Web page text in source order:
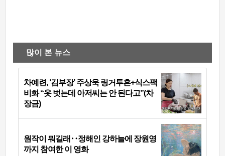
많이 본 뉴스
차예련, ‘김부장’ 주상욱 링거투혼+식스팩
비화 “옷 벗는데 아저씨는 안 된다고”(차
장금)
원작이 뭐길래‥정해인 강하늘에 장원영
까지 참여한 이 영화